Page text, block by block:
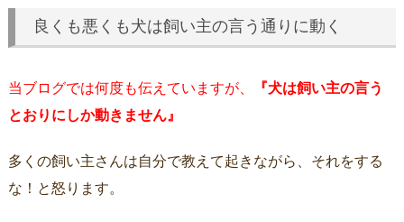
良くも悪くも犬は飼い主の言う通りに動く
当ブログでは何度も伝えていますが、
『犬は飼い主の言う
とおりにしか動きません』
多くの飼い主さんは自分で教えて起きながら、それをする
な！と怒ります。